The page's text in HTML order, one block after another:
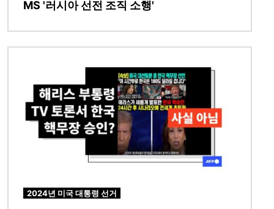
MS '러시아 선전 조직 소행'
2024년 미국 대통령 선거